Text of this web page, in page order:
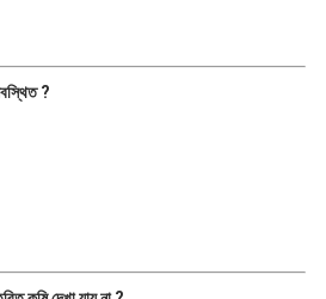
?